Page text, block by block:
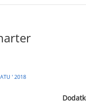
' 2018